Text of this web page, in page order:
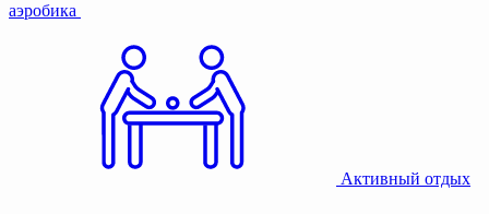
аэробика
Активный отдых